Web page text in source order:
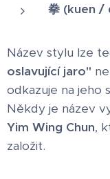
拳 (kuen /
Název stylu lze
oslavující jaro"
odkazuje na jeho
Někdy je název
Yim Wing Chun,
založit.